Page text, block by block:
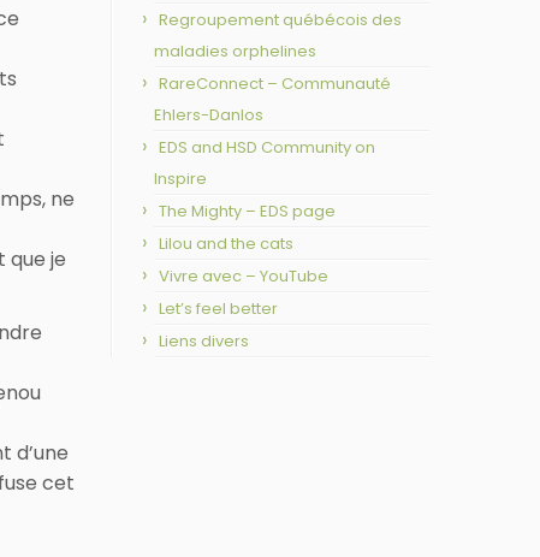
ne
que je
d’une
cet
Regroupement québécois des
maladies orphelines
RareConnect – Communauté
Ehlers-Danlos
EDS and HSD Community on
Inspire
The Mighty – EDS page
Lilou and the cats
Vivre avec – YouTube
Let’s feel better
Liens divers